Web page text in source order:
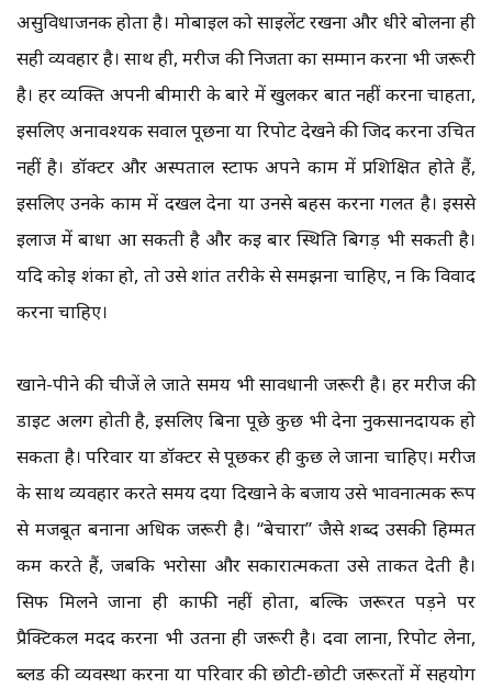
असुविधाजनक होता है। मोबाइल को साइलेंट रखना और धीरे बोलना ही
सही व्यवहार है। साथ ही, मरीज की निजता का सम्मान करना भी जरूरी
है। हर व्यक्ति अपनी बीमारी के बारे में खुलकर बात नहीं करना चाहता,
इसलिए अनावश्यक सवाल पूछना या रिपोर्ट देखने की जिद करना उचित
नहीं है। डॉक्टर और अस्पताल स्टाफ अपने काम में प्रशिक्षित होते हैं,
इसलिए उनके काम में दखल देना या उनसे बहस करना गलत है। इससे
इलाज में बाधा आ सकती है और कई बार स्थिति बिगड़ भी सकती है।
यदि कोई शंका हो, तो उसे शांत तरीके से समझना चाहिए, न कि विवाद
करना चाहिए।
खाने-पीने की चीजें ले जाते समय भी सावधानी जरूरी है। हर मरीज की
डाइट अलग होती है, इसलिए बिना पूछे कुछ भी देना नुकसानदायक हो
सकता है। परिवार या डॉक्टर से पूछकर ही कुछ ले जाना चाहिए। मरीज
के साथ व्यवहार करते समय दया दिखाने के बजाय उसे भावनात्मक रूप
से मजबूत बनाना अधिक जरूरी है। “बेचारा” जैसे शब्द उसकी हिम्मत
कम करते हैं, जबकि भरोसा और सकारात्मकता उसे ताकत देती है।
सिर्फ मिलने जाना ही काफी नहीं होता, बल्कि जरूरत पड़ने पर
प्रैक्टिकल मदद करना भी उतना ही जरूरी है। दवा लाना, रिपोर्ट लेना,
ब्लड की व्यवस्था करना या परिवार की छोटी-छोटी जरूरतों में सहयोग